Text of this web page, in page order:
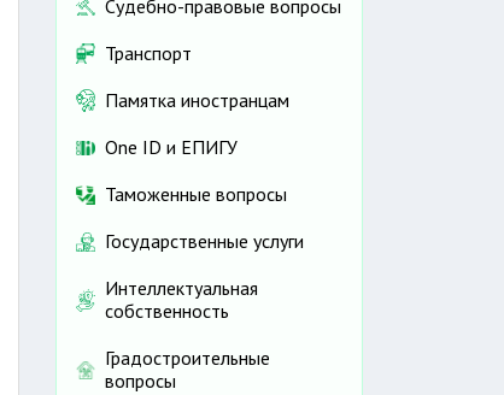
Судебно-правовые вопросы
Транспорт
Памятка иностранцам
One ID и ЕПИГУ
Таможенные вопросы
Государственные услуги
Интеллектуальная
собственность
Градостроительные
вопросы